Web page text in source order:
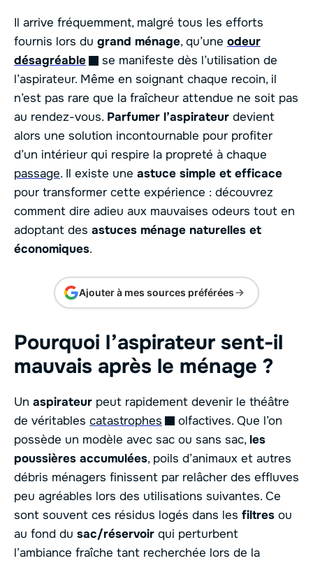
Il arrive fréquemment, malgré tous les efforts
fournis lors du grand ménage, qu’une odeur
désagréable
se manifeste dès l’utilisation de
l’aspirateur. Même en soignant chaque recoin, il
n’est pas rare que la fraîcheur attendue ne soit pas
au rendez-vous. Parfumer l’aspirateur devient
alors une solution incontournable pour profiter
d’un intérieur qui respire la propreté à chaque
passage. Il existe une astuce simple et efficace
pour transformer cette expérience : découvrez
comment dire adieu aux mauvaises odeurs tout en
adoptant des astuces ménage naturelles et
économiques.
Ajouter à mes sources préférées
Pourquoi l’aspirateur sent-il
mauvais après le ménage ?
Un aspirateur peut rapidement devenir le théâtre
de véritables catastrophes
olfactives. Que l’on
possède un modèle avec sac ou sans sac, les
poussières accumulées, poils d’animaux et autres
débris ménagers finissent par relâcher des effluves
peu agréables lors des utilisations suivantes. Ce
sont souvent ces résidus logés dans les filtres ou
au fond du sac/réservoir qui perturbent
l’ambiance fraîche tant recherchée lors de la